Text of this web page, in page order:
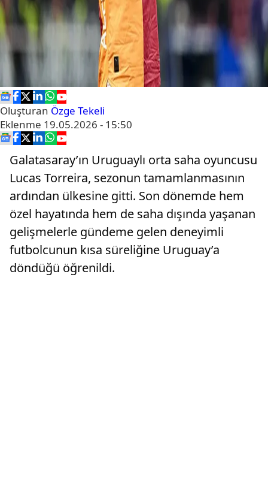
Oluşturan Özge Tekeli
Eklenme 19.05.2026 - 15:50
Galatasaray’ın Uruguaylı orta saha oyuncusu
Lucas Torreira, sezonun tamamlanmasının
ardından ülkesine gitti. Son dönemde hem
özel hayatında hem de saha dışında yaşanan
gelişmelerle gündeme gelen deneyimli
futbolcunun kısa süreliğine Uruguay’a
döndüğü öğrenildi.